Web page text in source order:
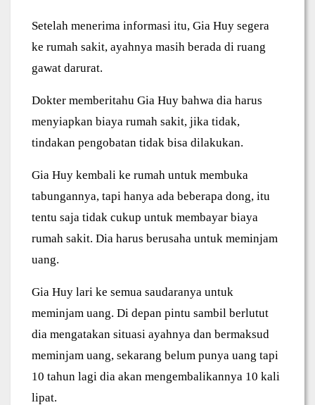
Setelah menerima informasi itu, Gia Huy segera
ke rumah sakit, ayahnya masih berada di ruang
gawat darurat.
Dokter memberitahu Gia Huy bahwa dia harus
menyiapkan biaya rumah sakit, jika tidak,
tindakan pengobatan tidak bisa dilakukan.
Gia Huy kembali ke rumah untuk membuka
tabungannya, tapi hanya ada beberapa dong, itu
tentu saja tidak cukup untuk membayar biaya
rumah sakit. Dia harus berusaha untuk meminjam
uang.
Gia Huy lari ke semua saudaranya untuk
meminjam uang. Di depan pintu sambil berlutut
dia mengatakan situasi ayahnya dan bermaksud
meminjam uang, sekarang belum punya uang tapi
10 tahun lagi dia akan mengembalikannya 10 kali
lipat.